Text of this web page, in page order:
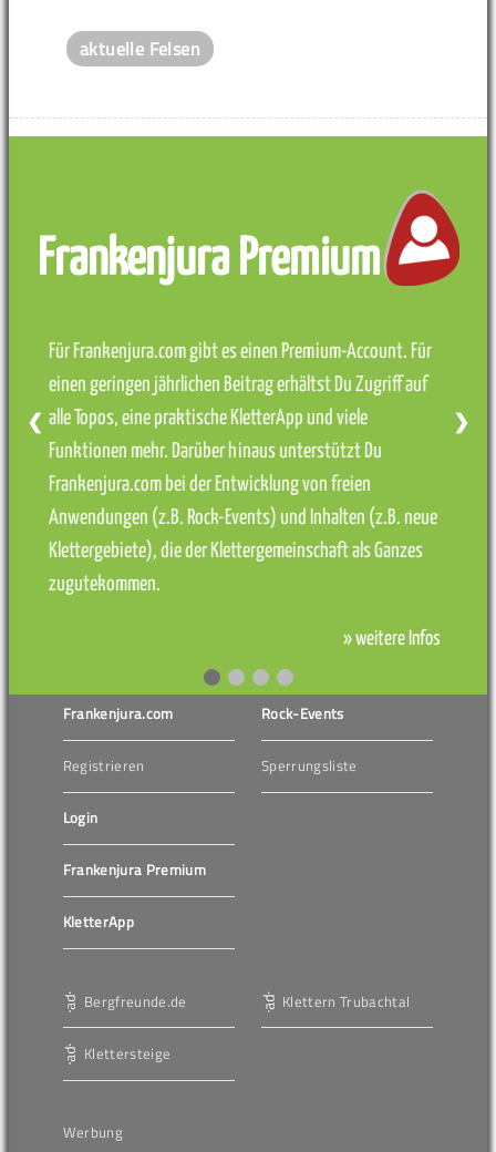
aktuelle Felsen
Frankenjura Premium
Für Frankenjura.com gibt es einen Premium-Account. Für
einen geringen jährlichen Beitrag erhältst Du Zugriff auf
alle Topos, eine praktische KletterApp und viele
Funktionen mehr. Darüber hinaus unterstützt Du
Frankenjura.com bei der Entwicklung von freien
Anwendungen (z.B. Rock-Events) und Inhalten (z.B. neue
Klettergebiete), die der Klettergemeinschaft als Ganzes
zugutekommen.
» weitere Infos
❮ ❯
Frankenjura.com
Registrieren
Login
Frankenjura Premium
KletterApp
Rock-Events
Sperrungsliste
Bergfreunde.de
Klettersteige
Klettern Trubachtal
Werbung